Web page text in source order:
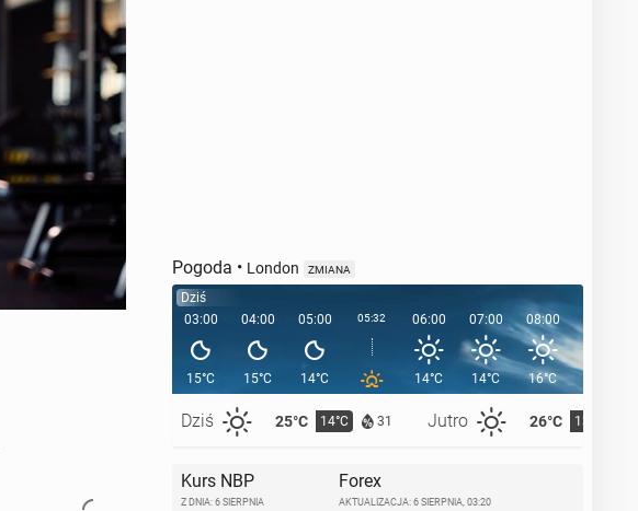
Pogoda • London ZMIANA
Dziś
03:00
15°C
Dziś 25°C 14°C 31 Jutro 26°C 13°C
04:00
15°C
05:00
14°C
05:32 06:00
14°C
07:00
14°C
08:00
16°C
09:00
Kurs NBP
Z DNIA: 6 SIERPNIA
Forex
AKTUALIZACJA: 6 SIERPNIA, 03:20